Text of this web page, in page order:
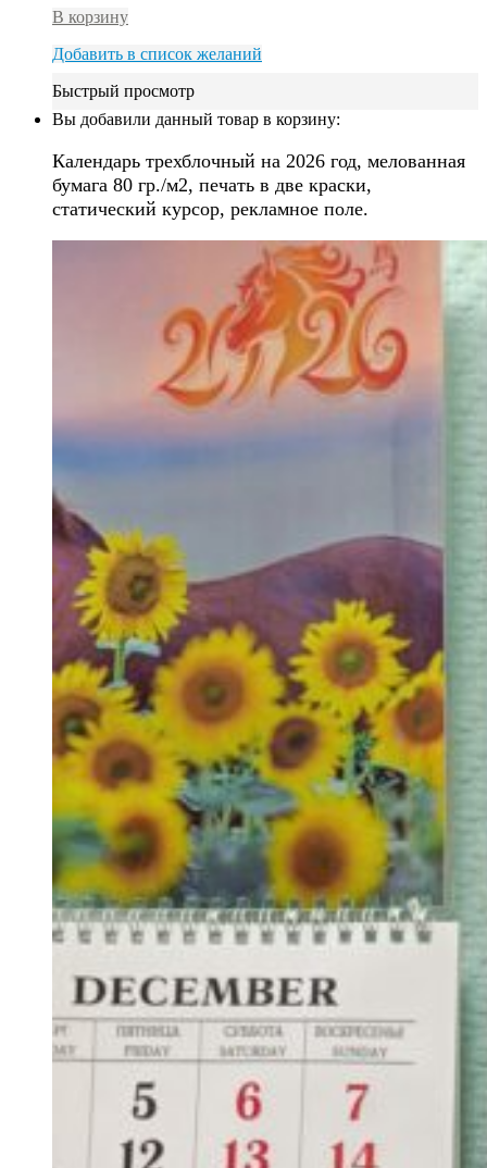
В корзину
Добавить в список желаний
Быстрый просмотр
Вы добавили данный товар в корзину:
Календарь трехблочный на 2026 год, мелованная
бумага 80 гр./м2, печать в две краски,
статический курсор, рекламное поле.